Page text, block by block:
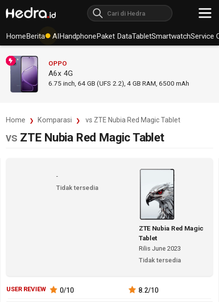
HomeBerita AIHandphonePaket DataTabletSmartwatchService
OPPO
A6x 4G
6.75 inch, 64 GB (UFS 2.2), 4 GB RAM 6500 mAh
Home Komparasi vs ZTE Nubia Red Magic Tablet
vs ZTE Nubia Red Magic Tablet
-
Tidak tersedia
ZTE Nubia Red Magic
Tablet
Rilis June 2023
Tidak tersedia
USER REVIEW 0/10 8.2/10